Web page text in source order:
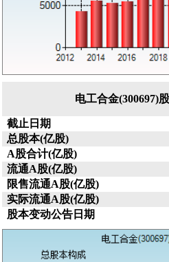
电工合金(300697)
截止日期
总股本(亿股)
A股合计(亿股)
流通A股(亿股)
限售流通A股(亿股)
实际流通A股(亿股)
股本变动公告日期